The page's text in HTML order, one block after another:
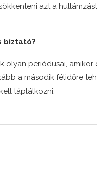
azt a
biztató?
olyan periódusai, amikor
a második félidőre
táplálkozni.